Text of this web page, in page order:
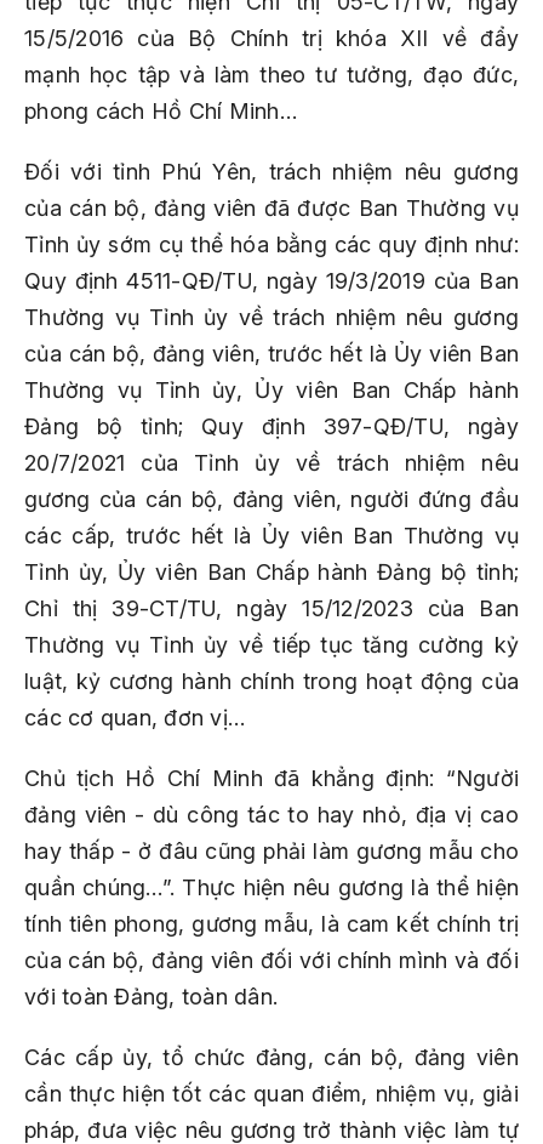
15/5/2016 của Bộ Chính trị khóa XII về đẩy
mạnh học tập và làm theo tư tưởng, đạo đức,
phong cách Hồ Chí Minh…
Đối với tỉnh Phú Yên, trách nhiệm nêu gương
của cán bộ, đảng viên đã được Ban Thường vụ
Tỉnh ủy sớm cụ thể hóa bằng các quy định như:
Quy định 4511-QĐ/TU, ngày 19/3/2019 của Ban
Thường vụ Tỉnh ủy về trách nhiệm nêu gương
của cán bộ, đảng viên, trước hết là Ủy viên Ban
Thường vụ Tỉnh ủy, Ủy viên Ban Chấp hành
Đảng bộ tỉnh; Quy định 397-QĐ/TU, ngày
20/7/2021 của Tỉnh ủy về trách nhiệm nêu
gương của cán bộ, đảng viên, người đứng đầu
các cấp, trước hết là Ủy viên Ban Thường vụ
Tỉnh ủy, Ủy viên Ban Chấp hành Đảng bộ tỉnh;
Chỉ thị 39-CT/TU, ngày 15/12/2023 của Ban
Thường vụ Tỉnh ủy về tiếp tục tăng cường kỷ
luật, kỷ cương hành chính trong hoạt động của
các cơ quan, đơn vị…
Chủ tịch Hồ Chí Minh đã khẳng định: “Người
đảng viên - dù công tác to hay nhỏ, địa vị cao
hay thấp - ở đâu cũng phải làm gương mẫu cho
quần chúng…”. Thực hiện nêu gương là thể hiện
tính tiên phong, gương mẫu, là cam kết chính trị
của cán bộ, đảng viên đối với chính mình và đối
với toàn Đảng, toàn dân.
Các cấp ủy, tổ chức đảng, cán bộ, đảng viên
cần thực hiện tốt các quan điểm, nhiệm vụ, giải
pháp, đưa việc nêu gương trở thành việc làm tự